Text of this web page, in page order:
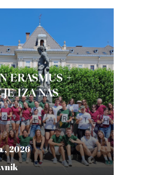
ERASMUS +
IZA NAS
2026